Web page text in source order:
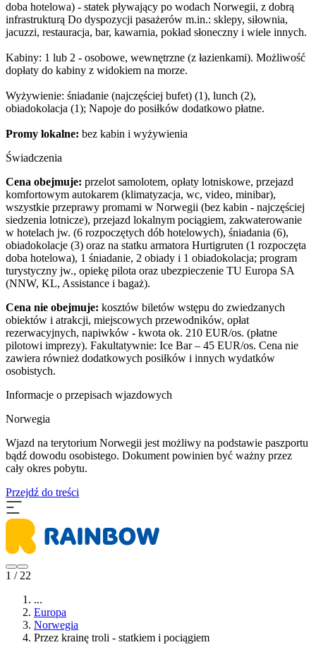
doba hotelowa) - statek pływający po wodach Norwegii, z dobrą
infrastrukturą Do dyspozycji pasażerów m.in.: sklepy, siłownia,
jacuzzi, restauracja, bar, kawarnia, pokład słoneczny i wiele innych.
Kabiny: 1 lub 2 - osobowe, wewnętrzne (z łazienkami). Możliwość
dopłaty do kabiny z widokiem na morze.
Wyżywienie: śniadanie (najczęściej bufet) (1), lunch (2),
obiadokolacja (1); Napoje do posiłków dodatkowo płatne.
Promy lokalne: bez kabin i wyżywienia
Świadczenia
Cena obejmuje: przelot samolotem, opłaty lotniskowe, przejazd
komfortowym autokarem (klimatyzacja, wc, video, minibar),
wszystkie przeprawy promami w Norwegii (bez kabin - najczęściej
siedzenia lotnicze), przejazd lokalnym pociągiem, zakwaterowanie
w hotelach jw. (6 rozpoczętych dób hotelowych), śniadania (6),
obiadokolacje (3) oraz na statku armatora Hurtigruten (1 rozpoczęta
doba hotelowa), 1 śniadanie, 2 obiady i 1 obiadokolacja; program
turystyczny jw., opiekę pilota oraz ubezpieczenie TU Europa SA
(NNW, KL, Assistance i bagaż).
Cena nie obejmuje: kosztów biletów wstępu do zwiedzanych
obiektów i atrakcji, miejscowych przewodników, opłat
rezerwacyjnych, napiwków - kwota ok. 210 EUR/os. (płatne
pilotowi imprezy). Fakultatywnie: Ice Bar – 45 EUR/os. Cena nie
zawiera również dodatkowych posiłków i innych wydatków
osobistych.
Informacje o przepisach wjazdowych
Norwegia
Wjazd na terytorium Norwegii jest możliwy na podstawie paszportu
bądź dowodu osobistego. Dokument powinien być ważny przez
cały okres pobytu.
Przejdź do treści
1 / 22
...
Europa
Norwegia
Przez krainę troli - statkiem i pociągiem